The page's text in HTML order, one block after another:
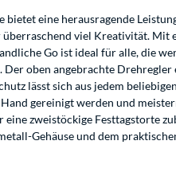
eine herausragende
viel Kreativität. Mit
Go ist ideal für alle, die
oben angebrachte
lässt sich aus jedem
gereinigt werden und
zweistöckige Festtagstorte
Gehäuse und dem